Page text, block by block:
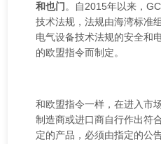
和也门。自2015年以来，
技术法规，法规由海湾标准
电气设备技术法规的安全和
的欧盟指令而制定。
和欧盟指令一样，在进入市
制造商或进口商自行作出符
定的产品，必须由指定的公